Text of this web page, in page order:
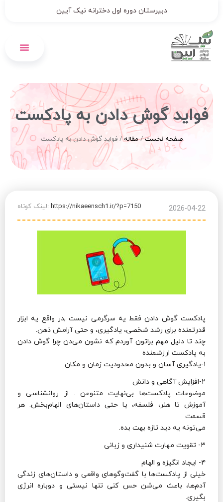
دبیرستان دوره اول دخترانه نیک آیین
فواید گوش دادن به پادکست
صفحه نخست/مقاله/فواید گوش دادن به پادکست
2026-04-22 لینک کوتاه: https://nikaeensch1.ir/?p=7150
پادکست گوش دادن فقط یه سرگرمی نیست ,در واقع یه ابزار
قدرتمنده برای رشد شخصی، یادگیری، و حتی آرامش ذهن.
چند تا دلیل مهم براتون آوردم که نشون می‌دن چرا گوش دادن
به پادکست ارزشمنده
۱-یادگیری آسان و بدون محدودیت زمان و مکان
۲-افزایش آگاهی و دانش
موضوعات پادکست‌ها بی‌نهایت متنوعن . از روانشناسی و
آموزش تا هنر، فلسفه، یا حتی داستان‌های الهام‌بخش. هر
قسمت
می‌تونه یه دید تازه بهت بده.
۳- تقویت مهارت شنیداری و زبانی
۴- ایجاد انگیزه و الهام
خیلی از پادکست‌ها با گفت‌وگوهای واقعی و داستان‌های زندگی
آدم‌ها، باعث می‌شن حس کنی تنها نیستی و دوباره انرژی
بگیری.